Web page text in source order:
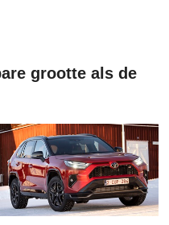
grootte als de